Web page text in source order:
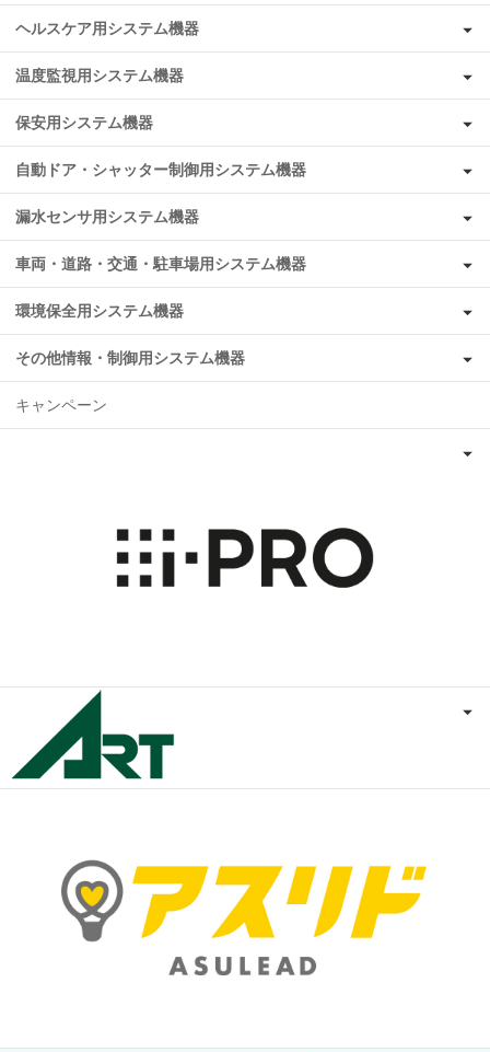
ヘルスケア用システム機器
温度監視用システム機器
保安用システム機器
自動ドア・シャッター制御用システム機器
漏水センサ用システム機器
車両・道路・交通・駐車場用システム機器
環境保全用システム機器
その他情報・制御用システム機器
キャンペーン